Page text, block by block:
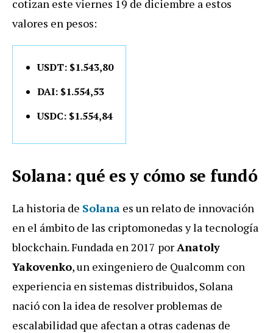
cotizan este viernes 19 de diciembre a estos
valores en pesos:
USDT: $1.543,80
DAI: $1.554,53
USDC: $1.554,84
Solana: qué es y cómo se fundó
La historia de Solana es un relato de innovación
en el ámbito de las criptomonedas y la tecnología
blockchain. Fundada en 2017 porAnatoly
Yakovenko, un exingeniero de Qualcomm con
experiencia en sistemas distribuidos, Solana
nació con la idea de resolver problemas de
escalabilidad que afectan a otras cadenas de